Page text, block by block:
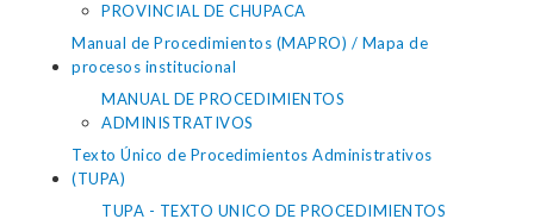
PROVINCIAL DE CHUPACA
Manual de Procedimientos (MAPRO) / Mapa de
procesos institucional
MANUAL DE PROCEDIMIENTOS
ADMINISTRATIVOS
Texto Único de Procedimientos Administrativos
(TUPA)
TUPA - TEXTO UNICO DE PROCEDIMIENTOS